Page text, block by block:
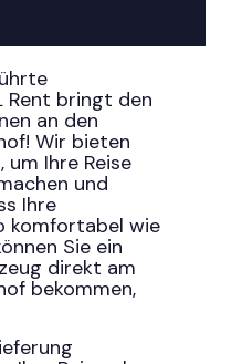
Rent bringt den
an den
Wir bieten
um Ihre Reise
und
Ihre
komfortabel wie
Sie ein
direkt am
bekommen,